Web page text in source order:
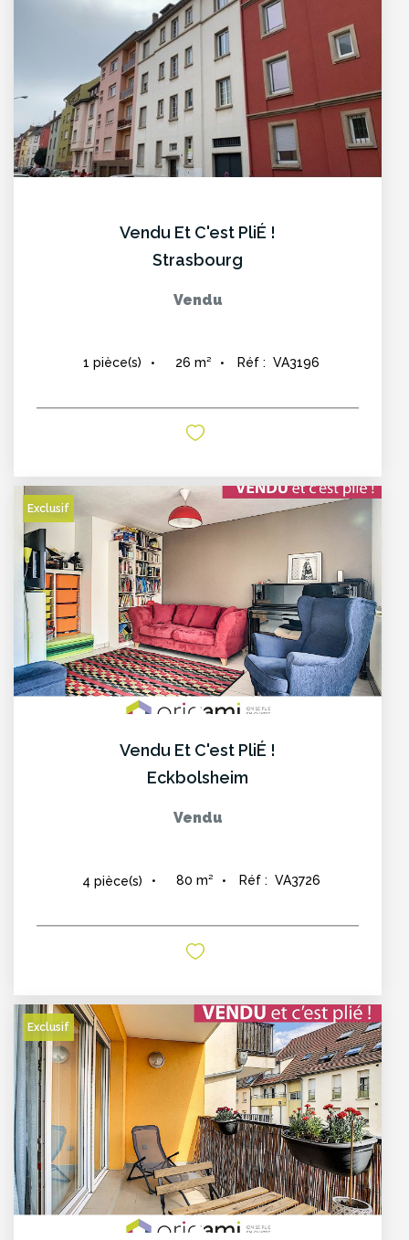
Vendu Et C'est PliÉ !
Strasbourg
Vendu
1 pièce(s) 26 m² Réf : VA3196
Exclusif
Vendu Et C'est PliÉ !
Eckbolsheim
Vendu
4 pièce(s) 80 m² Réf : VA3726
Exclusif